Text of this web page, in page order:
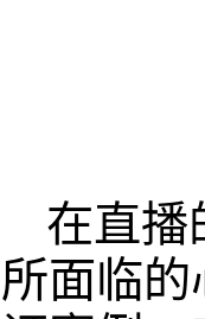
在直播
所面临